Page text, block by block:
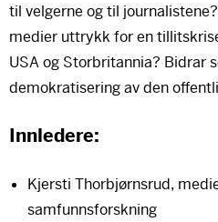
til velgerne og til
medier uttrykk for en
USAog Storbritannia? Bidrar
demokratisering av den
Innledere:
Kjersti Thorbjørnsrud,
samfunnsforskning